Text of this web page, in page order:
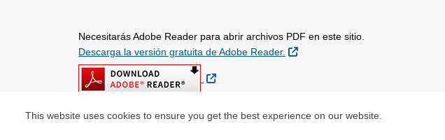
This website uses cookies to ensure you get the best experience on our website.
Necesitarás Adobe Reader para abrir archivos PDF en este sitio.
Descarga la versión gratuita de Adobe Reader.
Sitio Externo
Sitio Externo